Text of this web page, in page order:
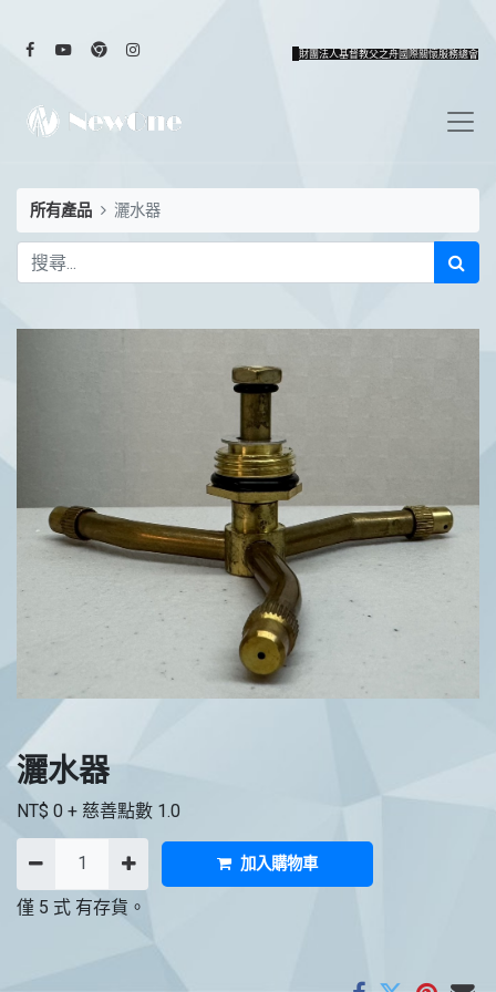
財團法人基督教父之舟國際關懷服務總會
所有產品 灑水器
灑水器
NT$ 0 + 慈善點數 1.0
加入購物車
僅 5 式 有存貨。